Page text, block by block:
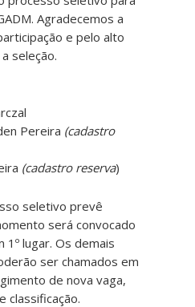
Agradecemos a
e pelo alto
seleção.
Pereira (cadastro
(cadastro reserva)
seletivo prevê
será convocado
1º lugar. Os demais
ser chamados em
de nova vaga,
classificação.